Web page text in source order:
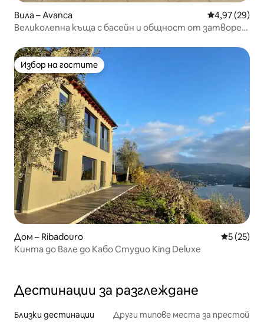
Вила – Avanca Средна
4,97 (29)
Великолепна къща с басейн и общност от затворен
Избор на гостите
Избор на гостите
Дом – Ribadouro Средна
5 (25)
Кинта до Вале до Кабо Студио King Deluxe
Дестинации за разглеждане
Близки дестинации Други типове места за престой